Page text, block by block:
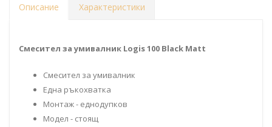
Описание Характеристики
Смесител за умивалник Logis 100 Black Matt
Смесител за умивалник
Една ръкохватка
Монтаж - еднодупков
Модел - стоящ